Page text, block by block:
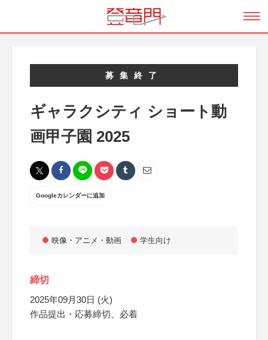
募集終了
ギャラクシティ ショート動
画甲子園 2025
Googleカレンダーに追加
映像・アニメ・動画 学生向け
締切
2025年09月30日 (火)
作品提出・応募締切、必着